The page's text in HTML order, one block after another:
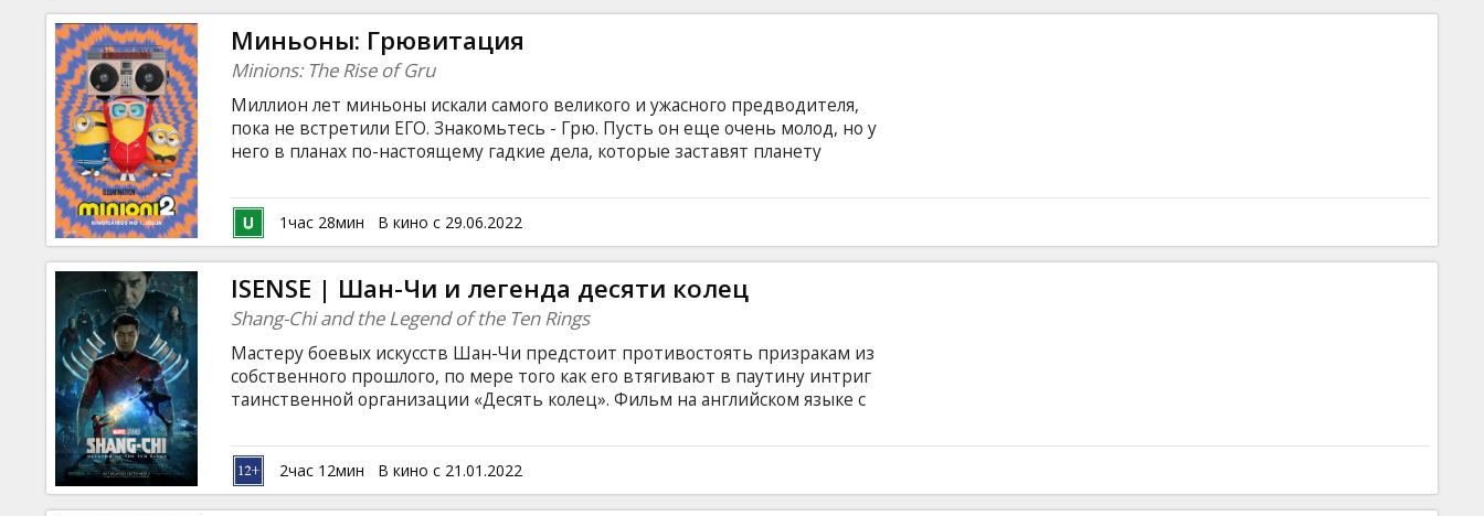
Миньоны: Грювитация
Minions: The Rise of Gru
Миллион лет миньоны искали самого великого и ужасного предводителя,
пока не встретили ЕГО. Знакомьтесь - Грю. Пусть он еще очень молод, но у
него в планах по-настоящему гадкие дела, которые заставят планету
1час 28мин В кино с 29.06.2022
ISENSE | Шан-Чи и легенда десяти колец
Shang-Chi and the Legend of the Ten Rings
Мастеру боевых искусств Шан-Чи предстоит противостоять призракам из
собственного прошлого, по мере того как его втягивают в паутину интриг
таинственной организации «Десять колец». Фильм на английском языке с
2час 12мин В кино с 21.01.2022